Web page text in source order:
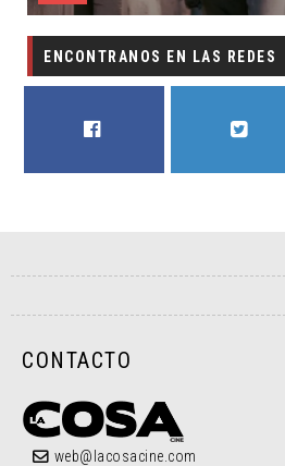
ENCONTRANOS EN LAS REDES
CONTACTO
web@lacosacine.com